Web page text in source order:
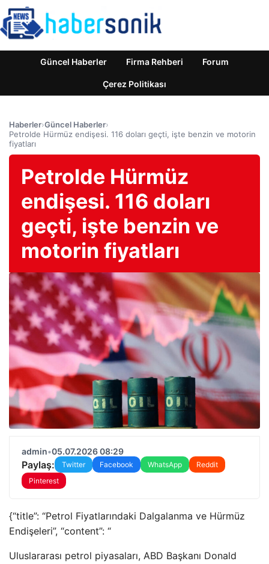
Güncel Haberler Firma Rehberi Forum
Çerez Politikası
Haberler›Güncel Haberler›
Petrolde Hürmüz endişesi. 116 doları geçti, işte benzin ve motorin
fiyatları
Petrolde Hürmüz
endişesi. 116 doları
geçti, işte benzin ve
motorin fiyatları
admin•05.07.2026 08:29
Paylaş: Twitter Facebook WhatsApp
Reddit
Pinterest
{“title”: “Petrol Fiyatlarındaki Dalgalanma ve Hürmüz
Endişeleri”, “content”: “
Uluslararası petrol piyasaları, ABD Başkanı Donald